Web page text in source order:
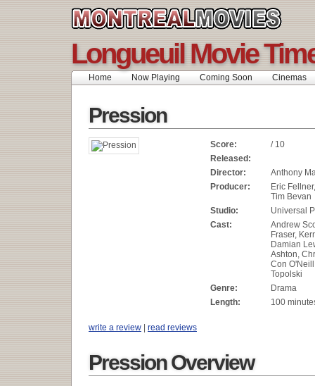
Longueuil Movie
Home Now Playing Coming Soon Cinemas
Pression
Score:
/ 10
Released:
Director:
Anthony
Producer:
Eric
Tim Bevan
Studio:
Universal
Cast:
Andrew
Fraser,
Damian
Ashton,
Con
Topolski
Genre:
Drama
Length:
100
write a review | read reviews
Pression Overview